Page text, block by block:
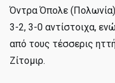
Όντρα Όπολε
3-2, 3-0 αντίστοιχα,
από τους τέσσερις
Ζίτομιρ.